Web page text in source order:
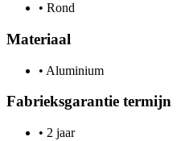
• Rond
Materiaal
• Aluminium
Fabrieksgarantie termijn
• 2 jaar